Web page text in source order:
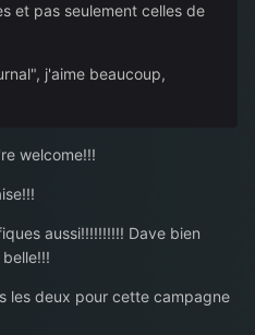
et pas seulement celles de
j'aime beaucoup,
welcome!!!
aussi!!!!!!!!!! Dave bien
les deux pour cette campagne